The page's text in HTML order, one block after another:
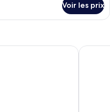
Voir les prix
The